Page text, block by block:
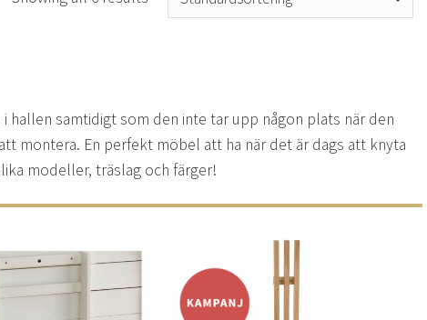
hallen samtidigt som den inte tar upp någon plats när den
montera. En perfekt möbel att ha när det är dags att knyta
modeller, träslag och färger!
Lägg